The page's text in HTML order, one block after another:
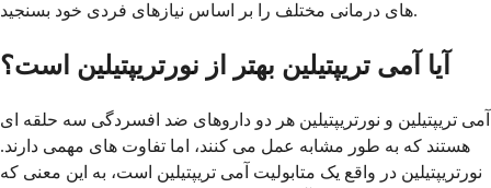
های درمانی مختلف را بر اساس نیازهای فردی خود بسنجید.
آیا آمی تریپتیلین بهتر از نورتریپتیلین است؟
آمی تریپتیلین و نورتریپتیلین هر دو داروهای ضد افسردگی سه حلقه ای
هستند که به طور مشابه عمل می کنند، اما تفاوت های مهمی دارند.
نورتریپتیلین در واقع یک متابولیت آمی تریپتیلین است، به این معنی که